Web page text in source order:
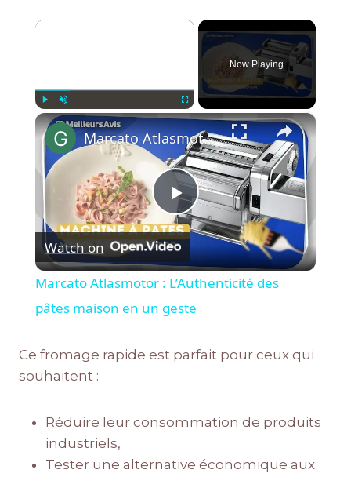
×
Play Unmute
Now Playing
×
Play
Video
Marcato Atlasmotor : L’Authenticité des pâtes maison en un geste
Watch on
Marcato Atlasmotor : L’Authenticité des
pâtes maison en un geste
Ce fromage rapide est parfait pour ceux qui
souhaitent :
Réduire leur consommation de produits
industriels,
Tester une alternative économique aux